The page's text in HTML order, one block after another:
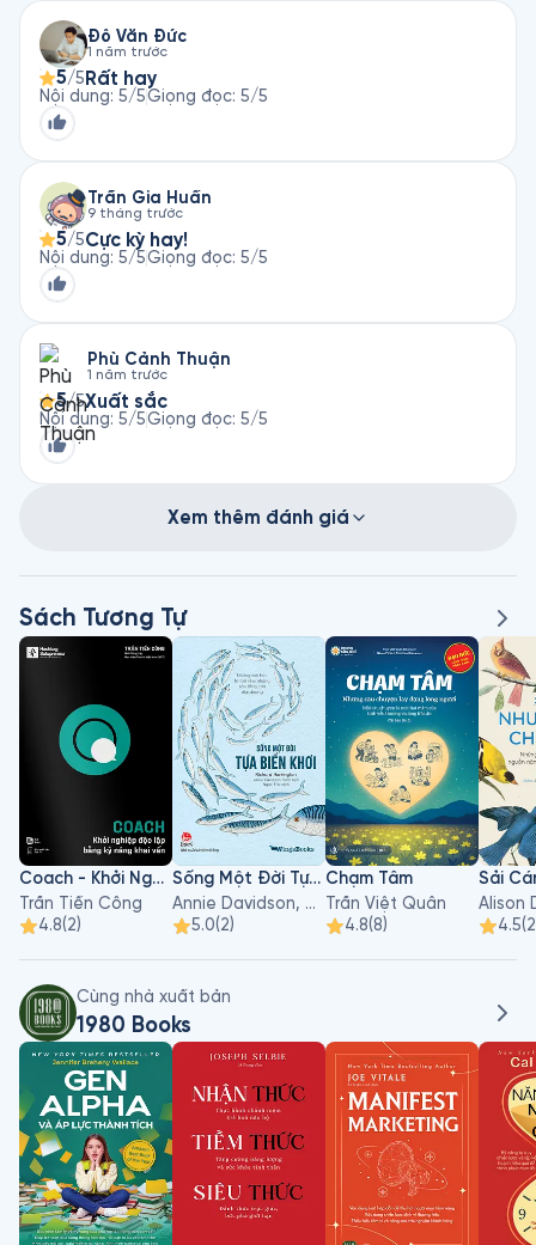
Đỗ Văn Đức
1 năm trước
5/5 Rất hay
Nội dung: 5/5Giọng đọc: 5/5
Trần Gia Huấn
9 tháng trước
5/5Cực kỳ hay!
Nội dung: 5/5Giọng đọc: 5/5
Phù Cảnh Thuận
1 năm trước
5/5Xuất sắc
Nội dung: 5/5Giọng đọc: 5/5
Xem thêm đánh giá
Sách Tương Tự
Coach - Khởi Nghiệp Độc Lập Bằng Kỹ Năng Khai Vấn
Trần Tiến Công
4.8(2)
Sống Một Đời Tựa Biển Khơi
Annie Davidson, Richard Harrington
5.0(2)
Chạm Tâm
Trần Việt Quân
4.8(8) 4.5(2
Cùng nhà xuất bản
1980 Books